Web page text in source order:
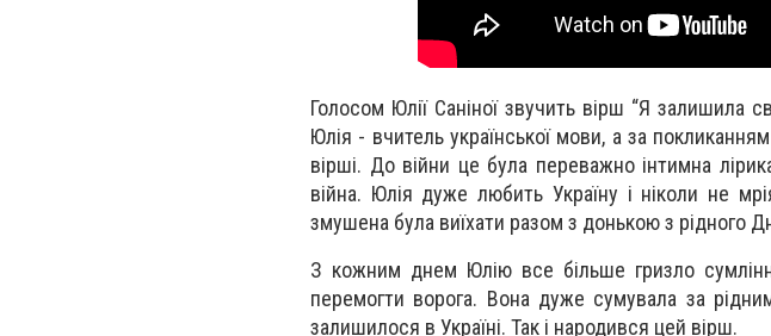
Голосом Юлії Саніної звучить вірш “Я залишила
Юлія - вчитель української мови, а за
вірші. До війни це була переважно інтимна
війна. Юлія дуже любить Україну і ніколи не
змушена була виїхати разом з донькою з рідного
З кожним днем Юлію все більше гризло
перемогти ворога. Вона дуже сумувала за
залишилося в Україні. Так і народився цей вірш.